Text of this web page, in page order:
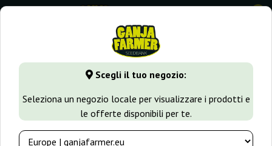
Scegli il tuo negozio:
Seleziona un negozio locale per visualizzare i prodotti e
le offerte disponibili per te.
0
GanjaFarmer.it Varietà di Cannabis Amnesia Haze
-25%
+ omaggi